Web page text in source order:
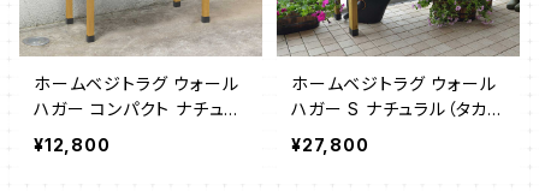
ホームベジトラグ ウォール
ハガー コンパクト ナチュラ
ル（タカショー）
¥12,800
ホームベジトラグ ウォール
ハガー S ナチュラル（タカシ
ョー）
¥27,800